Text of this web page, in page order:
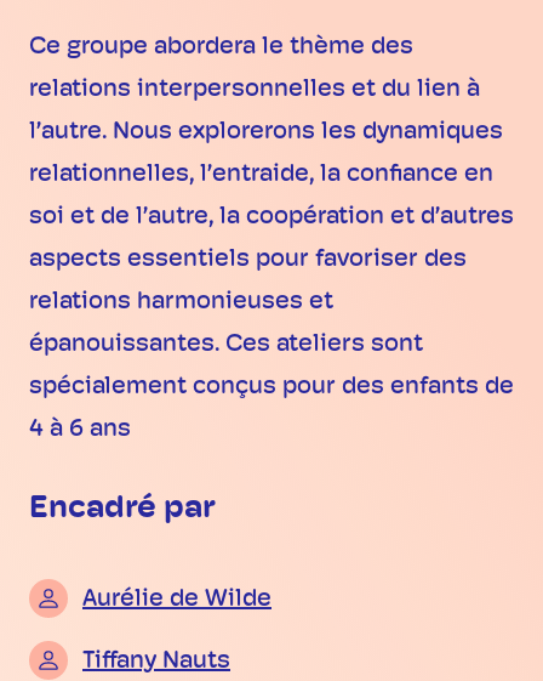
Ce groupe abordera le thème des
relations interpersonnelles et du lien à
l’autre. Nous explorerons les dynamiques
relationnelles, l’entraide, la confiance en
soi et de l’autre, la coopération et d’autres
aspects essentiels pour favoriser des
relations harmonieuses et
épanouissantes. Ces ateliers sont
spécialement conçus pour des enfants de
4 à 6 ans
Encadré par
Aurélie de Wilde
Tiffany Nauts